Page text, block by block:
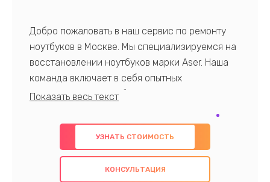
Добро пожаловать в наш сервис по ремонту
ноутбуков в Москве. Мы специализируемся на
восстановлении ноутбуков марки Aser. Наша
команда включает в себя опытных
профессионалов с обширными знаниями и
предлагаем быстрый и качественный ремонт с
использованием оригинальных компонентов, а
также гарантируем качество всех
проведенных работ. Наша цель - предоставить
УЗНАТЬ СТОИМОСТЬ
КОНСУЛЬТАЦИЯ